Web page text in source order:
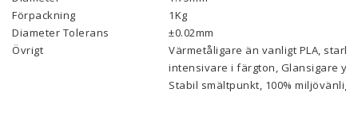
Förpackning
1Kg
Diameter Tolerans
±0.02mm
Övrigt
Värmetåligare än vanligt PLA,
intensivare i färgton, Glansigare
Stabil smältpunkt, 100%